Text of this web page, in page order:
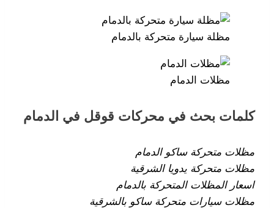
مظلة سيارة متحركة بالدمام
مظلات الدمام
كلمات بحث في محركات قوقل في الدمام
مظلات متحركة ساكو الدمام
مظلات متحركة يدويا الشرقية
اسعار المظلات المتحركة بالدمام
مظلات سيارات متحركة ساكو بالشرقية